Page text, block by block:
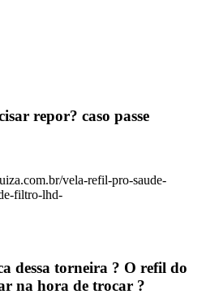
repor? caso passe
vela-refil-pro-saude-
filtro-lhd-
dessa torneira ? O refil do
na hora de trocar ?